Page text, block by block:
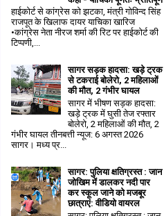
हाईकोर्ट से कांग्रेस को झटका, मंत्री गोविन्द सिंह
राजपूत के खिलाफ दायर याचिका खारिज
•कांग्रेस नेता नीरज शर्मा की रिट पर हाईकोर्ट की
टिप्पणी,...
सागर सड़क हादसा: खड़े ट्रक
से टकराई बोलेरो, 2 महिलाओं
की मौत, 2 गंभीर घायल
सागर में भीषण सड़क हादसा:
खड़े ट्रक में घुसी तेज रफ्तार
बोलेरो, 2 महिलाओं की मौत, 2
गंभीर घायल तीनबत्ती न्यूज: 6 अगस्त 2026
सागर। मध्य प्र...
सागर: पुलिया क्षतिग्रस्त : जान
जोखिम में डालकर नदी पार
कर स्कूल जाने को मजबूर
छात्राएं: वीडियो वायरल